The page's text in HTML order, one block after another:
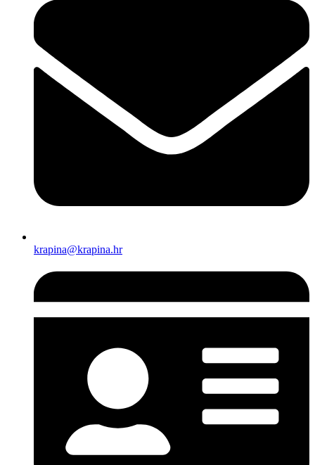
krapina@krapina.hr